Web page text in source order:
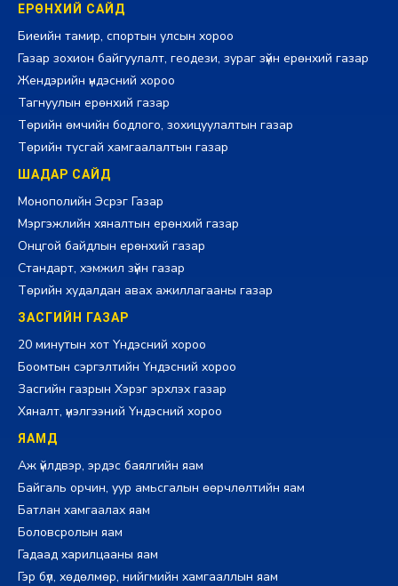
ЕРӨНХИЙ САЙД
Биеийн тамир, спортын улсын хороо
Газар зохион байгуулалт, геодези, зураг зүйн ерөнхий газар
Жендэрийн үндэсний хороо
Тагнуулын ерөнхий газар
Төрийн өмчийн бодлого, зохицуулалтын газар
Төрийн тусгай хамгаалалтын газар
ШАДАР САЙД
Монополийн Эсрэг Газар
Мэргэжлийн хяналтын ерөнхий газар
Онцгой байдлын ерөнхий газар
Стандарт, хэмжил зүйн газар
Төрийн худалдан авах ажиллагааны газар
ЗАСГИЙН ГАЗАР
20 минутын хот Үндэсний хороо
Боомтын сэргэлтийн Үндэсний хороо
Засгийн газрын Хэрэг эрхлэх газар
Хяналт, үнэлгээний Үндэсний хороо
ЯАМД
Аж үйлдвэр, эрдэс баялгийн яам
Байгаль орчин, уур амьсгалын өөрчлөлтийн яам
Батлан хамгаалах яам
Боловсролын яам
Гадаад харилцааны яам
Гэр бүл, хөдөлмөр, нийгмийн хамгааллын яам